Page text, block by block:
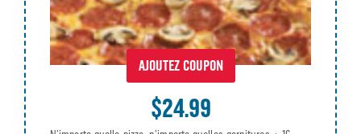
AJOUTEZ COUPON
$24.99